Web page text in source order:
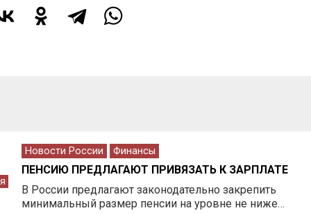
Новости России Финансы
ПЕНСИЮ ПРЕДЛАГАЮТ ПРИВЯЗАТЬ К ЗАРПЛАТЕ
В России предлагают законодательно закрепить
минимальный размер пенсии на уровне не ниже…